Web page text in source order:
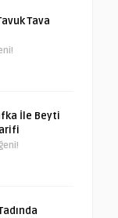
Tava
İle Beyti